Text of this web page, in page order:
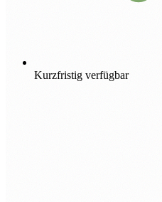
Kurzfristig verfügbar